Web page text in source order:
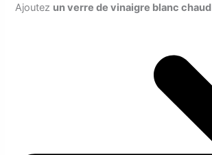
Ajoutez un verre de vinaigre blanc chaud